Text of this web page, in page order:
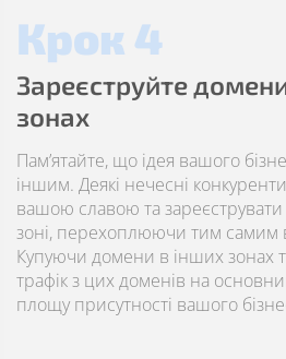
Крок 4
Зареєструйте
зонах
Пам’ятайте, що ідея вашого
іншим. Деякі нечесні
вашою славою та зареєструвати
зоні, перехоплюючи тим самим
Купуючи домени в інших зонах
трафік з цих доменів на
площу присутності вашого